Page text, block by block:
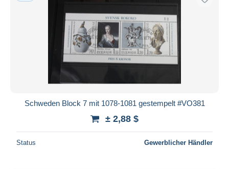
Schweden Block 7 mit 1078-1081 gestempelt #VO381
± 2,88 $
Status Gewerblicher Händler